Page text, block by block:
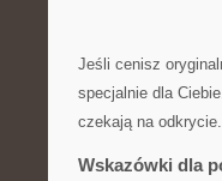
Jeśli cenisz
specjalnie dla
czekają na odkrycie.
Wskazówki dla